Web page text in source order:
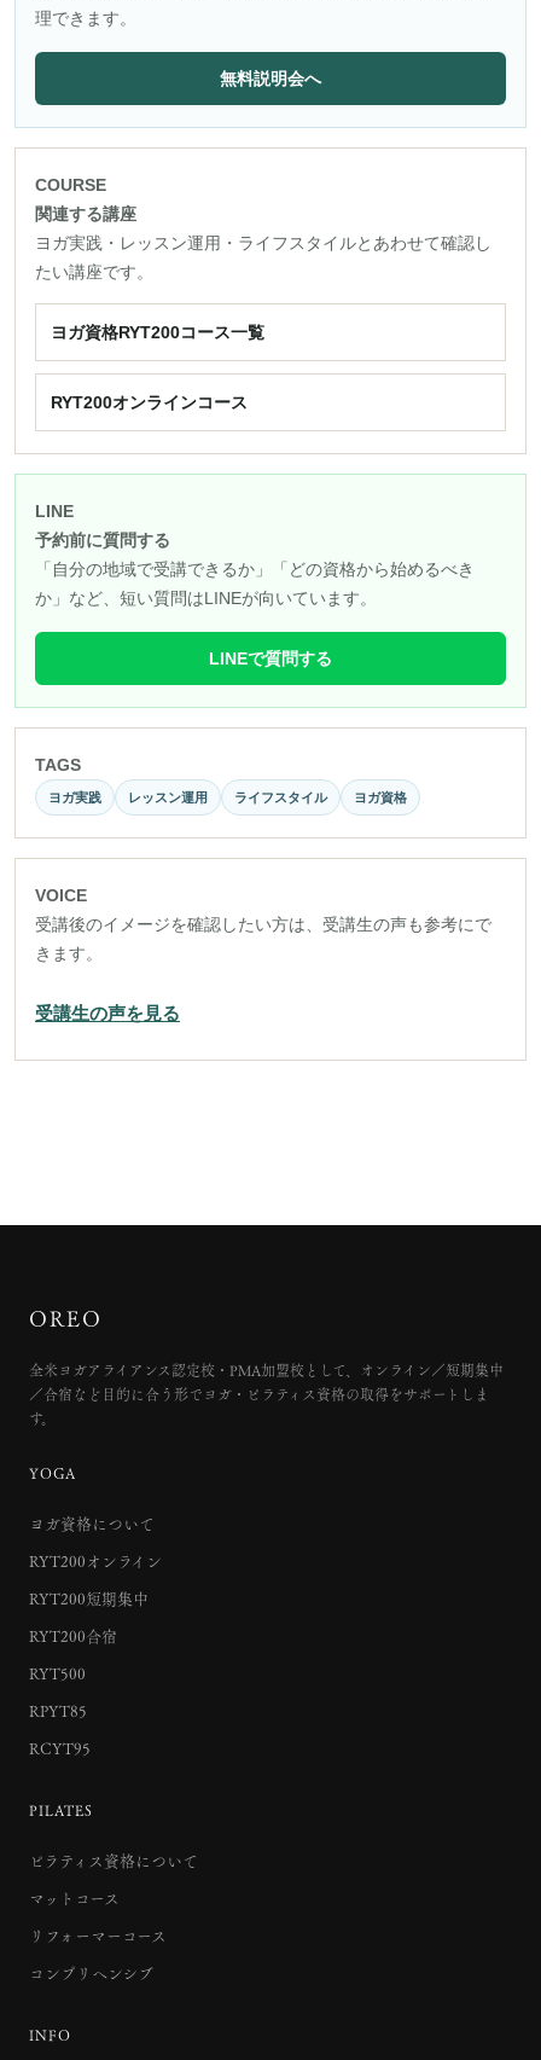
理できます。
無料説明会へ
COURSE
関連する講座
ヨガ実践・レッスン運用・ライフスタイルとあわせて確認し
たい講座です。
ヨガ資格RYT200コース一覧
RYT200オンラインコース
LINE
予約前に質問する
「自分の地域で受講できるか」「どの資格から始めるべき
か」など、短い質問はLINEが向いています。
LINEで質問する
TAGS
ヨガ実践 レッスン運用 ライフスタイル ヨガ資格
VOICE
受講後のイメージを確認したい方は、受講生の声も参考にで
きます。
受講生の声を見る
OREO
全米ヨガアライアンス認定校・PMA加盟校として、オンライン／短期集中
／合宿など目的に合う形でヨガ・ピラティス資格の取得をサポートしま
す。
YOGA
ヨガ資格について
RYT200オンライン
RYT200短期集中
RYT200合宿
RYT500
RPYT85
RCYT95
PILATES
ピラティス資格について
マットコース
リフォーマーコース
コンプリヘンシブ
INFO